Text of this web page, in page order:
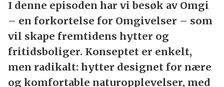
Omgi – en forkortelse for Omgivelser
– som vil skape fremtidens hytter og
fritidsboliger. Konseptet er enkelt,
men radikalt: hytter designet for
nære og komfortable
Jeg samtykker til at Norges Hytteforbund
behandler mine persondata ihht.
personvernerklæringen.